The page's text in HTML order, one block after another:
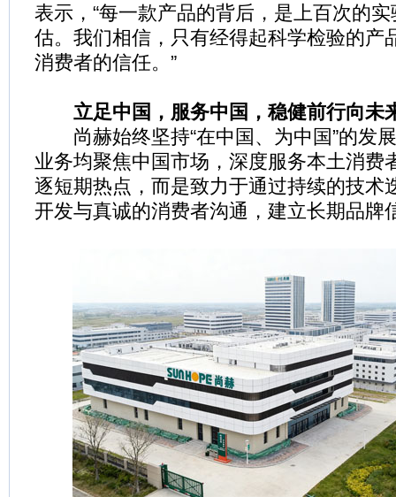
表示，“每一款产品的背后，是上百次的
估。我们相信，只有经得起科学检验的产
消费者的信任。”
立足中国，服务中国，稳健前行向未
尚赫始终坚持“在中国、为中国”的发
业务均聚焦中国市场，深度服务本土消费
逐短期热点，而是致力于通过持续的技术
开发与真诚的消费者沟通，建立长期品牌